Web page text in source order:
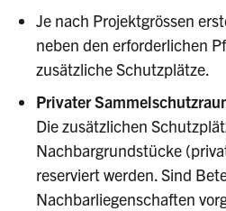
Je nach Projektgrössen
neben den erforderlichen
zusätzliche Schutzplätze.
Privater
Die zusätzlichen
Nachbargrundstücke
reserviert werden. Sind
Nachbarliegenschaften